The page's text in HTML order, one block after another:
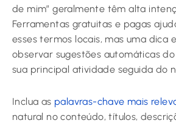
de mim” geralmente têm alta
Ferramentas gratuitas e pagas
esses termos locais, mas uma dica
observar sugestões automáticas
sua principal atividade seguida do
Inclua as palavras-chave mais
natural no conteúdo, títulos,